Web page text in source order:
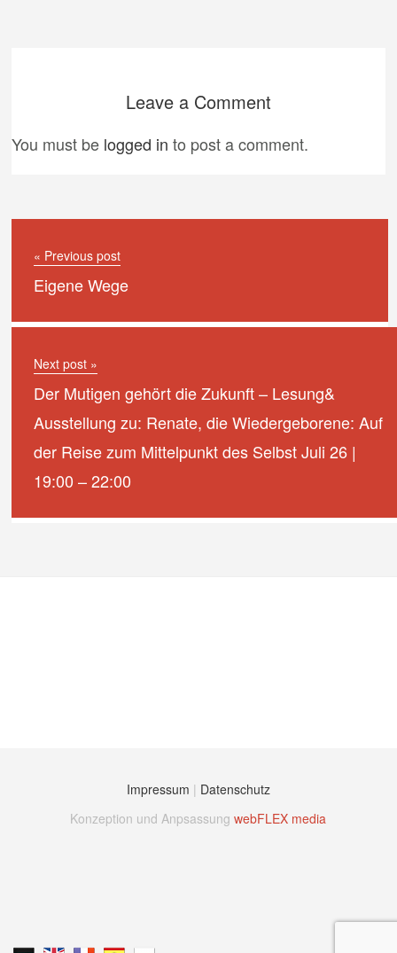
Leave a Comment
You must be logged in to post a comment.
« Previous post
Eigene Wege
Next post »
Der Mutigen gehört die Zukunft – Lesung&
Ausstellung zu: Renate, die Wiedergeborene: Auf
der Reise zum Mittelpunkt des Selbst Juli 26 |
19:00 – 22:00
Impressum | Datenschutz
Konzeption und AnpsassungwebFLEX media